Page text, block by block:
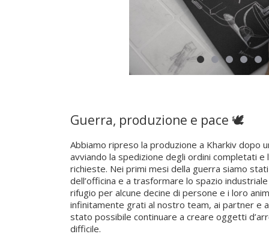
Guerra, produzione e pace 🕊️
Abbiamo ripreso la produzione a Kharkiv dopo
avviando la spedizione degli ordini completati e
richieste. Nei primi mesi della guerra siamo
dell’officina e a trasformare lo spazio
rifugio per alcune decine di persone e i loro
infinitamente grati al nostro team, ai partner e
stato possibile continuare a creare oggetti
difficile.